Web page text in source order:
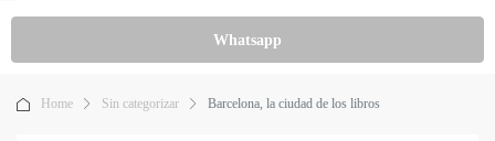
Whatsapp
Home Sin categorizar Barcelona, la ciudad de los libros